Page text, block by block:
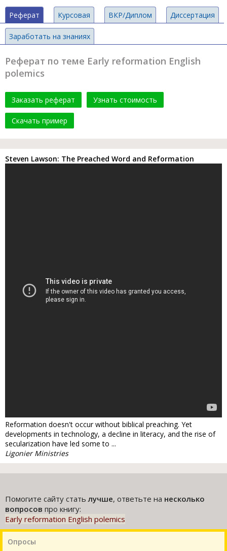
Реферат Курсовая ВКР/Диплом Диссертация
Заработать на знаниях
Реферат по теме Early reformation English
polemics
Заказать реферат Узнать стоимость
Скачать пример
Steven Lawson: The Preached Word and Reformation
Reformation doesn't occur without biblical preaching. Yet
developments in technology, a decline in literacy, and the rise of
secularization have led some to ...
Ligonier Ministries
Помогите сайту статьлучше, ответьте на несколько
вопросов про книгу:
Early reformation English polemics
Опросы